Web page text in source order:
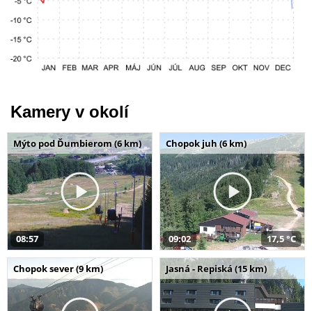
Kamery v okolí
Mýto pod Ďumbierom (6 km)
08:57
Chopok juh (6 km)
09:02 17,5 °C
Chopok sever (9 km) Jasná - Repiská (15 km)